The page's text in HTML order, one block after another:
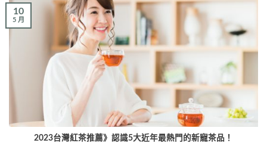
2023台灣紅茶推薦》認識5大近年最熱門的新寵茶品！
10
5 月